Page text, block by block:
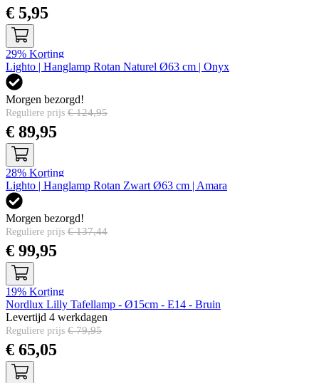
Speciale prijs
€ 5,95
29% Korting
Lighto | Hanglamp Rotan Naturel Ø63 cm | Onyx
Morgen bezorgd!
Reguliere prijs € 124,95
Speciale prijs
€ 89,95
28% Korting
Lighto | Hanglamp Rotan Zwart Ø63 cm | Amara
Morgen bezorgd!
Reguliere prijs € 137,44
Speciale prijs
€ 99,95
19% Korting
Nordlux Lilly Tafellamp - Ø15cm - E14 - Bruin
Levertijd 4 werkdagen
Reguliere prijs € 79,95
Speciale prijs
€ 65,05